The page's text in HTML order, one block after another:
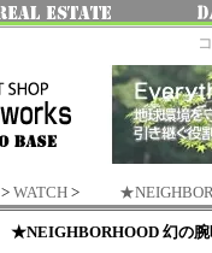
> WATCH >
★NEIGHBORHOOD 幻の